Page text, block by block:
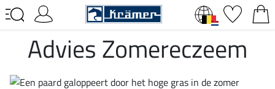
Advies Zomereczeem